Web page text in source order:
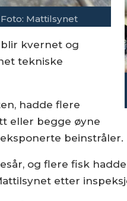
Foto: Mattilsynet
kvernet og
tekniske
hadde flere
eller begge øyne
beinstråler.
og flere fisk
etter